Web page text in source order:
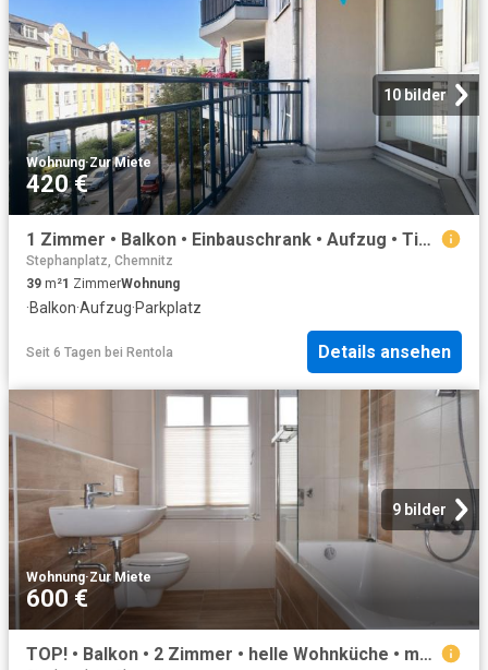
10 bilder
Wohnung·Zur Miete
420 €
1 Zimmer • Balkon • Einbauschrank • Aufzug • Tiefgarage • Kaßberg • schnell sein lohnt sich ID: 3504
Stephanplatz, Chemnitz
39 m²1 ZimmerWohnung
·Balkon·Aufzug·Parkplatz
Seit 6 Tagen bei Rentola Details ansehen
9 bilder
Wohnung·Zur Miete
600 €
TOP! • Balkon • 2 Zimmer • helle Wohnküche • modernes Tageslichtbad mit Wanne • Zentrumsnah • Mieten ID: 1017